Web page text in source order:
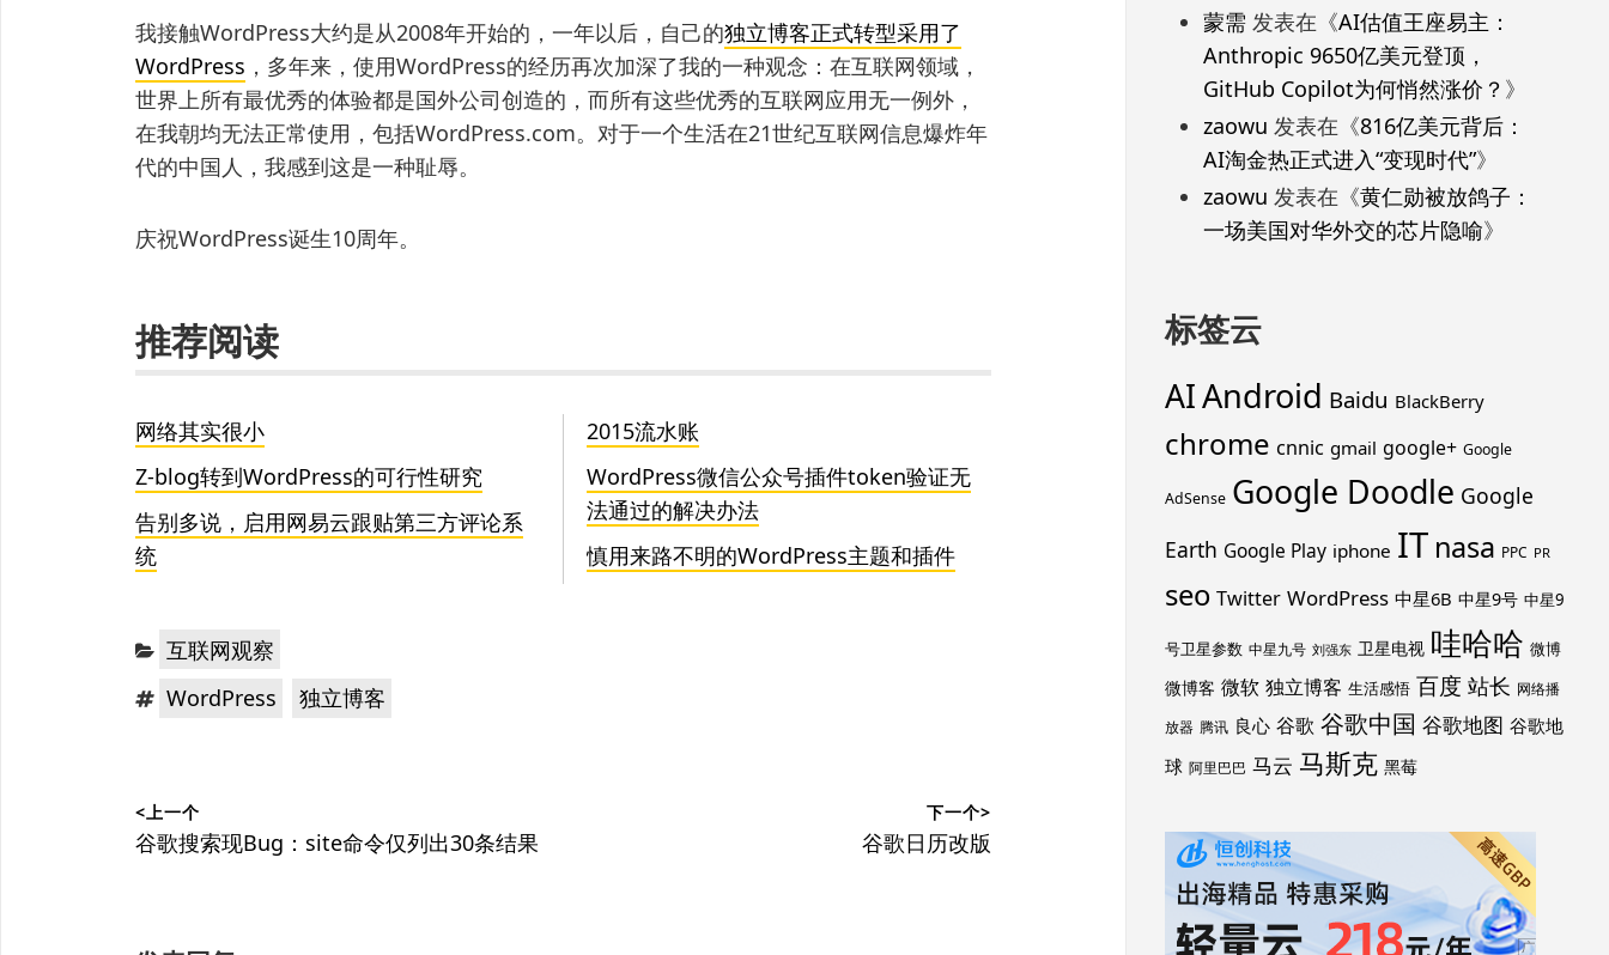
我接触WordPress大约是从2008年开始的，一年以后，自己的独立博客正式转型采用了
WordPress ，多年来，使用WordPress的经历再次加深了我的一种观念：在互联网领域，
世界上所有最优秀的体验都是国外公司创造的，而所有这些优秀的互联网应用无一例外，
在我朝均无法正常使用，包括WordPress.com。对于一个生活在21世纪互联网信息爆炸年
代的中国人，我感到这是一种耻辱。
庆祝WordPress诞生10周年。
推荐阅读
网络其实很小
Z-blog转到WordPress的可行性研究
告别多说，启用网易云跟贴第三方评论系
统
2015流水账
WordPress微信公众号插件token验证无
法通过的解决办法
慎用来路不明的WordPress主题和插件
分 互联网观察
标 WordPress ，
独立博客
章
航
<上一个
上
谷歌搜索现Bug：site命令仅列出30条结果
下一个>
下
谷歌日历改版
蒙需发表在《AI估值王座易主：
Anthropic 9650亿美元登顶，
GitHub Copilot为何悄然涨价？ 》
zaowu 发表在《816亿美元背后：
AI淘金热正式进入“变现时代”》
zaowu 发表在《黄仁勋被放鸽子：
一场美国对华外交的芯片隐喻》
标签云
AIAndroid Baidu BlackBerry
chrome cnnic gmail google+ Google
AdSense Google Doodle Google
Earth Google Play iphone IT nasa PPC PR
seo Twitter WordPress 中星6B 中星9号 中星9
号卫星参数 中星九号 刘强东 卫星电视 哇哈哈 微博
微博客 微软 独立博客 生活感悟 百度 站长 网络播
放器 腾讯 良心 谷歌 谷歌中国 谷歌地图 谷歌地
球 阿里巴巴 马云 马斯克 黑莓